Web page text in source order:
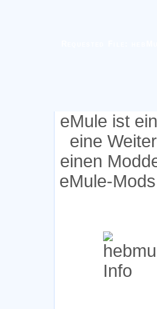
eMule ist
eine
einen
eMule-